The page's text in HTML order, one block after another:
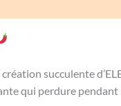
succulente
qui perdure pendant